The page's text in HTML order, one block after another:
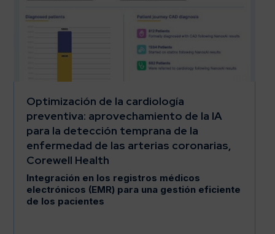
Optimización de la cardiología
preventiva: aprovechamiento de la IA
para la detección temprana de la
enfermedad de las arterias coronarias,
Corewell Health
Integración en los registros médicos
electrónicos (EMR) para una gestión eficiente
de los pacientes